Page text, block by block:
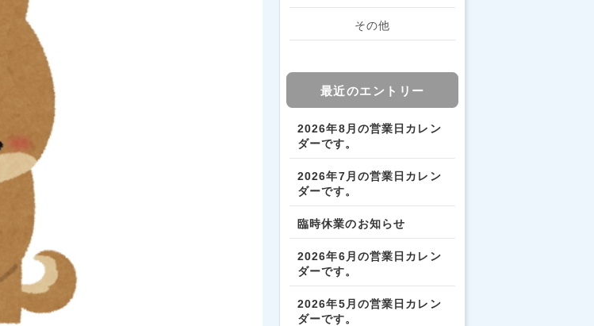
その他
最近のエントリー
2026年8月の営業日カレン
ダーです。
2026年7月の営業日カレン
ダーです。
臨時休業のお知らせ
2026年6月の営業日カレン
ダーです。
2026年5月の営業日カレン
ダーです。